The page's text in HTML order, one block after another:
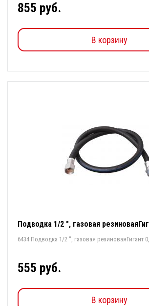
855 руб.
В корзину
Подводка 1/2 ", газовая
6434 Подводка 1/2 ", газовая резиноваяГигант
555 руб.
В корзину